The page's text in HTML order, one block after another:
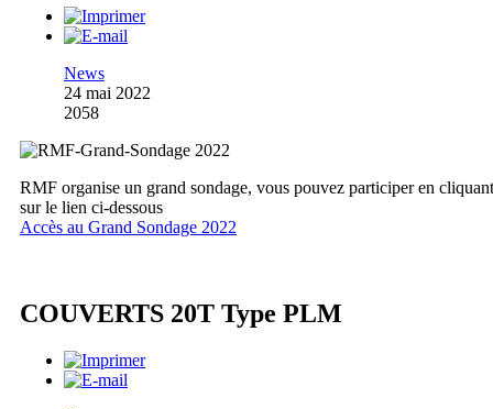
News
24 mai 2022
2058
RMF organise un grand sondage, vous pouvez participer en cliquant
sur le lien ci-dessous
Accès au Grand Sondage 2022
COUVERTS 20T Type PLM